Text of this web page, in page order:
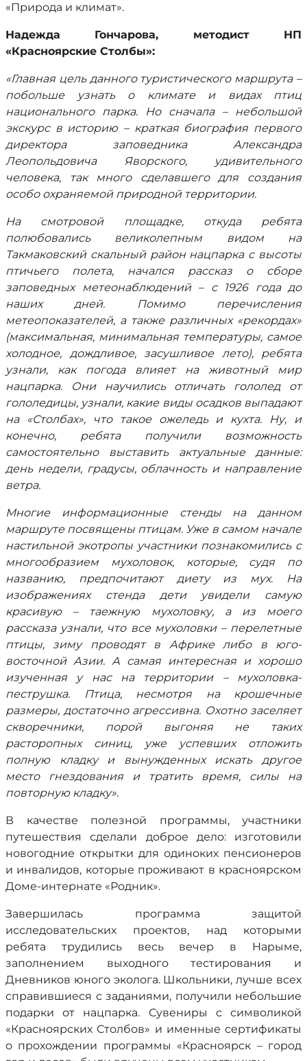
«Природа и климат».
Надежда Гончарова, методист НП
«Красноярские Столбы»:
«Главная цель данного туристического маршрута –
побольше узнать о климате и видах птиц
национального парка. Но сначала – небольшой
экскурс в историю – краткая биография первого
директора заповедника Александра
Леопольдовича Яворского, удивительного
человека, так много сделавшего для создания
особо охраняемой природной территории.
На смотровой площадке, откуда ребята
полюбовались великолепным видом на
Такмаковский скальный район нацпарка с высоты
птичьего полета, начался рассказ о сборе
заповедных метеонаблюдений – с 1926 года до
наших дней. Помимо перечисления
метеопоказателей, а также различных «рекордах»
(максимальная, минимальная температуры, самое
холодное, дождливое, засушливое лето), ребята
узнали, как погода влияет на животный мир
нацпарка. Они научились отличать гололед от
гололедицы, узнали, какие виды осадков выпадают
на «Столбах», что такое ожеледь и кухта. Ну, и
конечно, ребята получили возможность
самостоятельно выставить актуальные данные:
день недели, градусы, облачность и направление
ветра.
Многие информационные стенды на данном
маршруте посвящены птицам. Уже в самом начале
настильной экотропы участники познакомились с
многообразием мухоловок, которые, судя по
названию, предпочитают диету из мух. На
изображениях стенда дети увидели самую
красивую – таежную мухоловку, а из моего
рассказа узнали, что все мухоловки – перелетные
птицы, зиму проводят в Африке либо в юго-
восточной Азии. А самая интересная и хорошо
изученная у нас на территории – мухоловка-
пеструшка. Птица, несмотря на крошечные
размеры, достаточно агрессивна. Охотно заселяет
скворечники, порой выгоняя не таких
расторопных синиц, уже успевших отложить
полную кладку и вынужденных искать другое
место гнездования и тратить время, силы на
повторную кладку».
В качестве полезной программы, участники
путешествия сделали доброе дело: изготовили
новогодние открытки для одиноких пенсионеров
и инвалидов, которые проживают в красноярском
Доме-интернате «Родник».
Завершилась программа защитой
исследовательских проектов, над которыми
ребята трудились весь вечер в Нарыме,
заполнением выходного тестирования и
Дневников юного эколога. Школьники, лучше всех
справившиеся с заданиями, получили небольшие
подарки от нацпарка. Сувениры с символикой
«Красноярских Столбов» и именные сертификаты
о прохождении программы «Красноярск – город